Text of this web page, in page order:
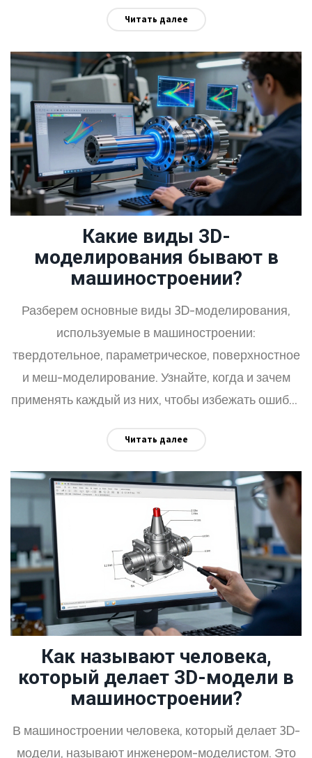
Читать далее
Какие виды 3D-
моделирования бывают в
машиностроении?
Разберем основные виды 3D-моделирования,
используемые в машиностроении:
твердотельное, параметрическое, поверхностное
и меш-моделирование. Узнайте, когда и зачем
применять каждый из них, чтобы избежать ошибок
Читать далее
Как называют человека,
который делает 3D-модели в
машиностроении?
В машиностроении человека, который делает 3D-
модели, называют инженером-моделистом. Это